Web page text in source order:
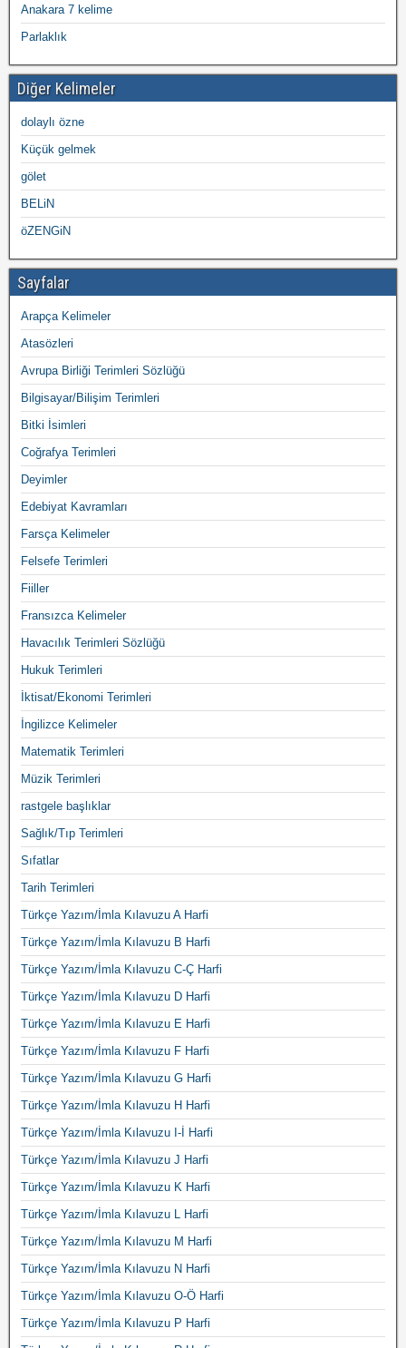
Anakara 7 kelime
Parlaklık
Diğer Kelimeler
dolaylı özne
Küçük gelmek
gölet
BELiN
öZENGiN
Sayfalar
Arapça Kelimeler
Atasözleri
Avrupa Birliği Terimleri Sözlüğü
Bilgisayar/Bilişim Terimleri
Bitki İsimleri
Coğrafya Terimleri
Deyimler
Edebiyat Kavramları
Farsça Kelimeler
Felsefe Terimleri
Fiiller
Fransızca Kelimeler
Havacılık Terimleri Sözlüğü
Hukuk Terimleri
İktisat/Ekonomi Terimleri
İngilizce Kelimeler
Matematik Terimleri
Müzik Terimleri
rastgele başlıklar
Sağlık/Tıp Terimleri
Sıfatlar
Tarih Terimleri
Türkçe Yazım/İmla Kılavuzu A Harfi
Türkçe Yazım/İmla Kılavuzu B Harfi
Türkçe Yazım/İmla Kılavuzu C-Ç Harfi
Türkçe Yazım/İmla Kılavuzu D Harfi
Türkçe Yazım/İmla Kılavuzu E Harfi
Türkçe Yazım/İmla Kılavuzu F Harfi
Türkçe Yazım/İmla Kılavuzu G Harfi
Türkçe Yazım/İmla Kılavuzu H Harfi
Türkçe Yazım/İmla Kılavuzu I-İ Harfi
Türkçe Yazım/İmla Kılavuzu J Harfi
Türkçe Yazım/İmla Kılavuzu K Harfi
Türkçe Yazım/İmla Kılavuzu L Harfi
Türkçe Yazım/İmla Kılavuzu M Harfi
Türkçe Yazım/İmla Kılavuzu N Harfi
Türkçe Yazım/İmla Kılavuzu O-Ö Harfi
Türkçe Yazım/İmla Kılavuzu P Harfi